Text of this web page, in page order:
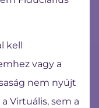
kell
vagy a
nem nyújt
Virtuális, sem a